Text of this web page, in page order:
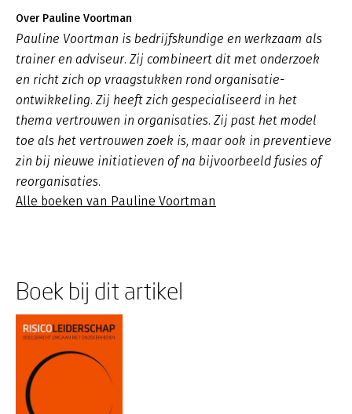
Over Pauline Voortman
Pauline Voortman is bedrijfskundige en werkzaam als
trainer en adviseur. Zij combineert dit met onderzoek
en richt zich op vraagstukken rond organisatie-
ontwikkeling. Zij heeft zich gespecialiseerd in het
thema vertrouwen in organisaties. Zij past het model
toe als het vertrouwen zoek is, maar ook in preventieve
zin bij nieuwe initiatieven of na bijvoorbeeld fusies of
reorganisaties.
Alle boeken van Pauline Voortman
Boek bij dit artikel